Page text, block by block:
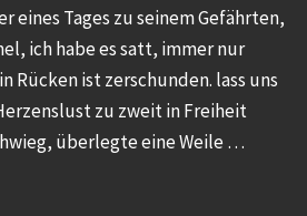
eines Tages zu seinem Gefährten,
ich habe es satt, immer nur
Rücken ist zerschunden. lass uns
zu zweit in Freiheit
überlegte eine Weile …